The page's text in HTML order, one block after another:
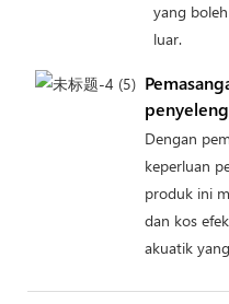
yang
luar.
Dengan
keperluan
produk ini
dan kos
akuatik